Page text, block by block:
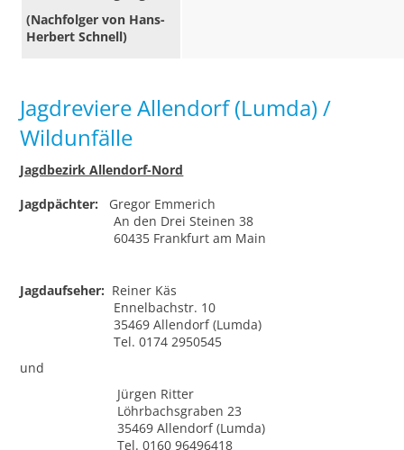
(Nachfolger von Hans-
Herbert Schnell)
Jagdreviere Allendorf (Lumda) /
Wildunfälle
Jagdbezirk Allendorf-Nord
Jagdpächter: Gregor Emmerich
An den Drei Steinen 38
60435 Frankfurt am Main
Jagdaufseher: Reiner Käs
Ennelbachstr. 10
35469 Allendorf (Lumda)
Tel. 0174 2950545
und
Jürgen Ritter
Löhrbachsgraben 23
35469 Allendorf (Lumda)
Tel. 0160 96496418